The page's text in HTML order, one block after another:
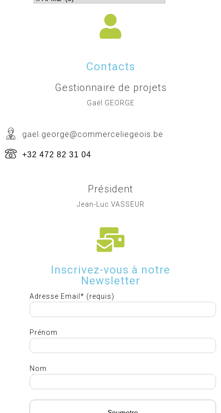
Contacts
Gestionnaire de projets
Gaël GEORGE
gael.george@commerceliegeois.be
+32 472 82 31 04
Président
Jean-Luc VASSEUR
Inscrivez-vous à notre
Newsletter
Adresse Email* (requis)
Prénom
Nom